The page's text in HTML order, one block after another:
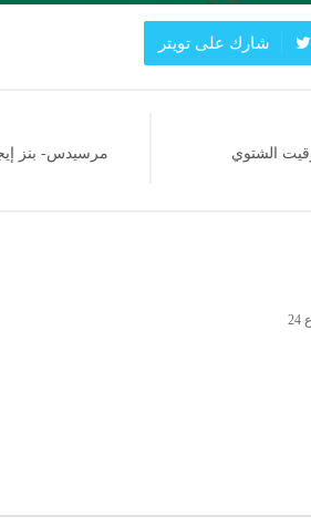
شارك على تويتر
الشتوي